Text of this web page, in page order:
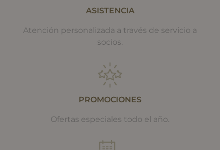
ASISTENCIA
Atención personalizada a través de servicio a
socios.
PROMOCIONES
Ofertas especiales todo el año.